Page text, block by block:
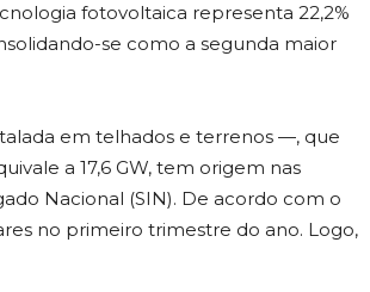
fotovoltaica representa 22,2%
se como a segunda maior
em telhados e terrenos —, que
a 17,6 GW, tem origem nas
Nacional (SIN). De acordo com o
no primeiro trimestre do ano. Logo,